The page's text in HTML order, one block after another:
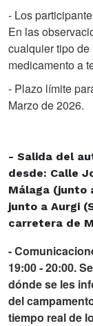
- Los
En las
cualquier tipo
medicamento a
- Plazo límite
Marzo de 2026.
- Salida del
desde: Calle
Málaga (junto
junto a Aurgi
carretera de
-
19:00 - 20:00.
dónde se les
del
tiempo real de